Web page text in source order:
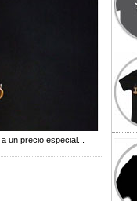
a un precio especial...